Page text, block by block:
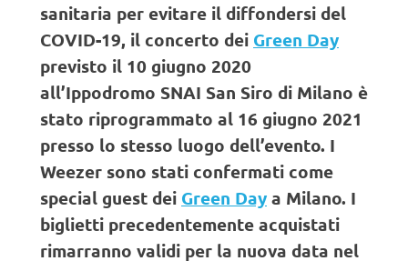
sanitaria per evitare il diffondersi del
COVID-19, il concerto dei Green Day
previsto il 10 giugno 2020
all’Ippodromo SNAI San Siro di Milano è
stato riprogrammato al 16 giugno 2021
presso lo stesso luogo dell’evento. I
Weezer sono stati confermati come
special guest dei Green Day a Milano. I
biglietti precedentemente acquistati
rimarranno validi per la nuova data nel